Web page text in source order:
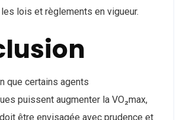
lois et règlements en vigueur.
que certains agents
puissent augmenter la VO₂max,
être envisagée avec prudence et